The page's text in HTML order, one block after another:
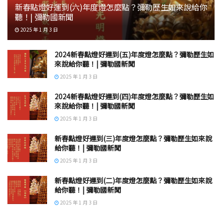
新春點燈好運到(六)年度燈怎麼點？彌勒歷生如來說給你
聽！| 彌勒國新聞
2025 年 1 月 3 日
2024新春點燈好運到(五)年度燈怎麼點？彌勒歷生如
來說給你聽！| 彌勒國新聞
2025 年 1 月 3 日
2024新春點燈好運到(四)年度燈怎麼點？彌勒歷生如
來說給你聽！| 彌勒國新聞
2025 年 1 月 3 日
新春點燈好運到(三)年度燈怎麼點？彌勒歷生如來說
給你聽！| 彌勒國新聞
2025 年 1 月 3 日
新春點燈好運到(二)年度燈怎麼點？彌勒歷生如來說
給你聽！| 彌勒國新聞
2025 年 1 月 3 日